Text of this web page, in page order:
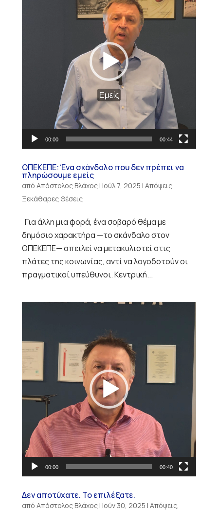
00:00 00:44
ΟΠΕΚΕΠΕ: Ένα σκάνδαλο που δεν πρέπει να
πληρώσουμε εμείς
από Απόστολος Βλάχος| Ιούλ 7, 2025 | Απόψεις,
Ξεκάθαρες Θέσεις
Για άλλη μια φορά, ένα σοβαρό θέμα με
δημόσιο χαρακτήρα —το σκάνδαλο στον
ΟΠΕΚΕΠΕ— απειλεί να μετακυλιστεί στις
πλάτες της κοινωνίας, αντί να λογοδοτούν οι
πραγματικοί υπεύθυνοι. Κεντρική...
00:00 00:40
Δεν αποτύχατε. Το επιλέξατε.
από Απόστολος Βλάχος| Ιούν 30, 2025 | Απόψεις,